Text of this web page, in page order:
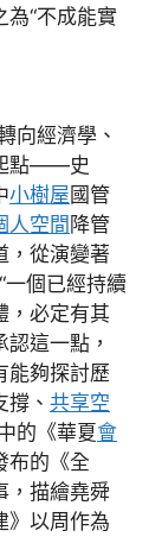
為“不成能實
經濟學、
點——史
小樹屋國管
人空間 降管
，從演變著
個已經持續
，必定有其
這一點，
能夠探討歷
、 共享空
的《華夏會
布的《全
，描繪堯舜
》以周作為